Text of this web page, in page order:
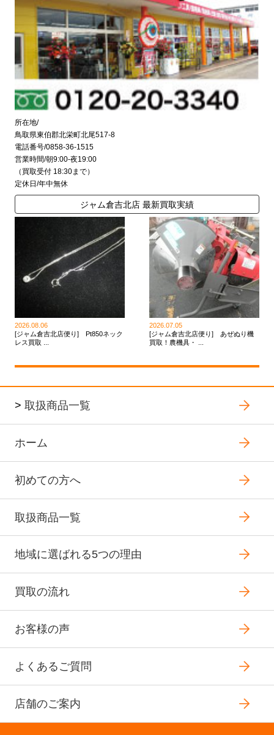
所在地/
鳥取県東伯郡北栄町北尾517-8
電話番号/0858-36-1515
営業時間/朝9:00-夜19:00
（買取受付 18:30まで）
定休日/年中無休
ジャム倉吉北店 最新買取実績
2026.08.06
[ジャム倉吉北店便り] Pt850ネック
レス買取 ...
2026.07.05
[ジャム倉吉北店便り] あぜぬり機
買取！農機具・ ...
> 取扱商品一覧
ホーム
初めての方へ
取扱商品一覧
地域に選ばれる5つの理由
買取の流れ
お客様の声
よくあるご質問
店舗のご案内